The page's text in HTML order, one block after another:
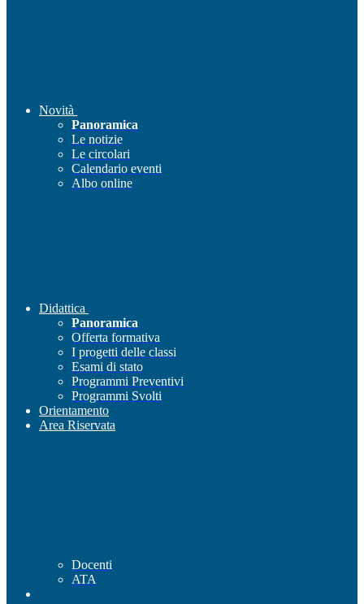
Novità
Panoramica
Le notizie
Le circolari
Calendario eventi
Albo online
Didattica
Panoramica
Offerta formativa
I progetti delle classi
Esami di stato
Programmi Preventivi
Programmi Svolti
Orientamento
Area Riservata
Docenti
ATA